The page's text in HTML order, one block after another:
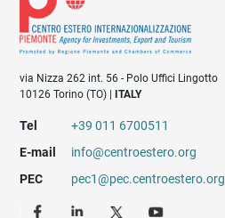
via Nizza 262 int. 56 - Polo Uffici Lingotto
10126 Torino (TO) |
ITALY
Tel
+39 011 6700511
E-mail
info@centroestero.org
PEC
pec1@pec.centroestero.org